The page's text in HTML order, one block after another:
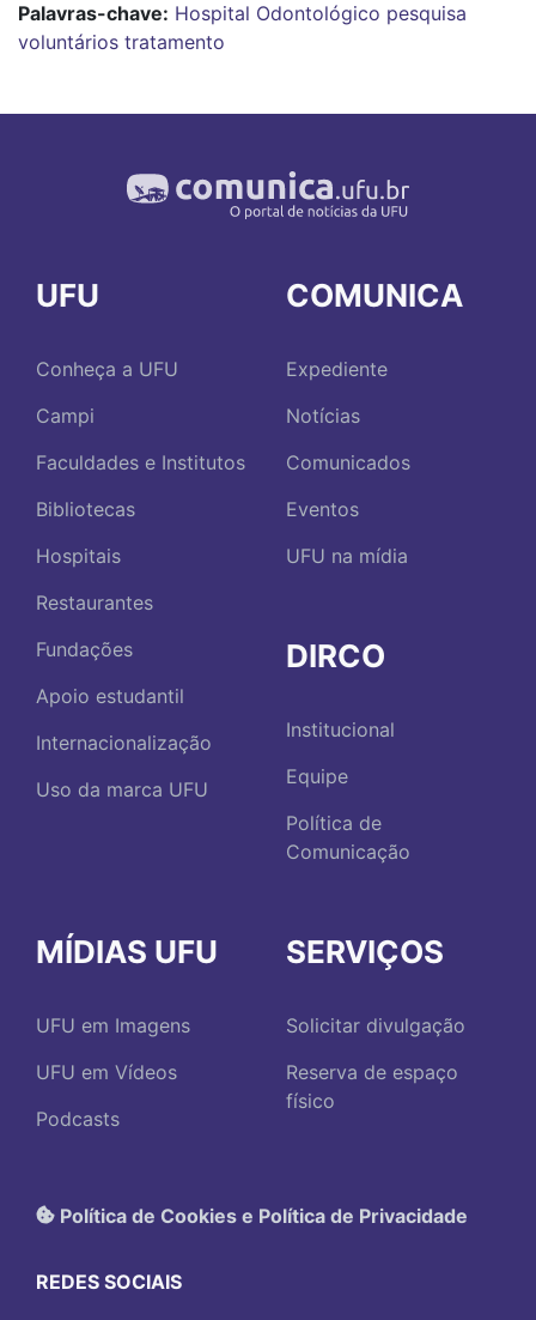
Palavras-chave: Hospital Odontológico pesquisa
voluntários tratamento
UFU
Conheça a UFU
Campi
Faculdades e Institutos
Bibliotecas
Hospitais
Restaurantes
Fundações
Apoio estudantil
Internacionalização
Uso da marca UFU
COMUNICA
Expediente
Notícias
Comunicados
Eventos
UFU na mídia
DIRCO
Institucional
Equipe
Política de
Comunicação
MÍDIAS UFU
UFU em Imagens
UFU em Vídeos
Podcasts
SERVIÇOS
Solicitar divulgação
Reserva de espaço
físico
Política de Cookies e Política de Privacidade
REDES SOCIAIS